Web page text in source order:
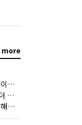
more
주택공급 '속도' 강조한 LH 이성훈 "전력질주해야"
한 발 빠른 '김용범 페북'…더 강한 부동산 규제 나오나
쏟아지는 부동산 정책, 간명해져야